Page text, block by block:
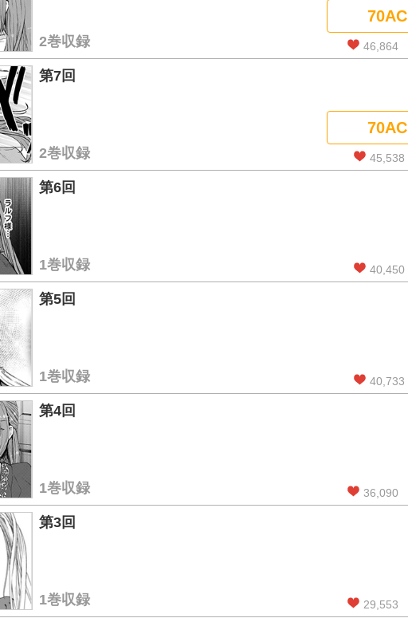
コメントを見る
70AC
46,864
2巻収録
コメントを見る
第7回
70AC
45,538
2巻収録
第6回
40,450
1巻収録
第5回
40,733
1巻収録
第4回
36,090
1巻収録
第3回
29,553
1巻収録